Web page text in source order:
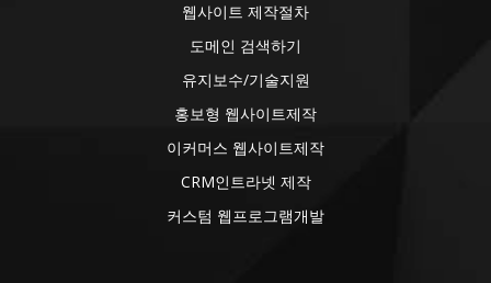
웹사이트 제작절차
도메인 검색하기
유지보수/기술지원
홍보형 웹사이트제작
이커머스 웹사이트제작
CRM인트라넷 제작
커스텀 웹프로그램개발